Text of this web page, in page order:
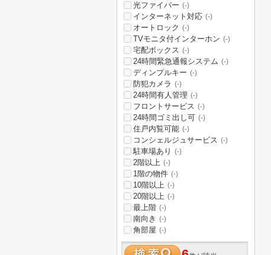
光ファイバー (-)
インターネット対応 (-)
オートロック (-)
TVモニタ付インターホン (-)
宅配ボックス (-)
24時間緊急通報システム (-)
ディンプルキー (-)
防犯カメラ (-)
24時間有人管理 (-)
フロントサービス (-)
24時間ゴミ出し可 (-)
住戸内覧可能 (-)
コンシェルジュサービス (-)
駐車場あり (-)
2階以上 (-)
1階の物件 (-)
10階以上 (-)
20階以上 (-)
最上階 (-)
南向き (-)
角部屋 (-)